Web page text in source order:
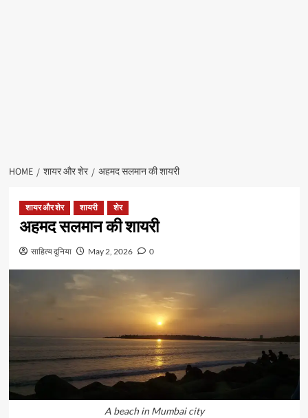
HOME शायर और शेर अहमद सलमान की शायरी
शायर और शेर शायरी शेर
अहमद सलमान की शायरी
साहित्य दुनिया May 2, 2026 0
A beach in Mumbai city